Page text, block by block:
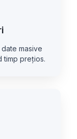
masive
timp prețios.